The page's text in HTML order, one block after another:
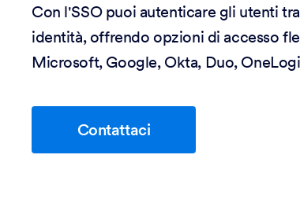
Con l'SSO puoi autenticare gli utenti
identità, offrendo opzioni di accesso
Microsoft, Google, Okta, Duo,
Contattaci